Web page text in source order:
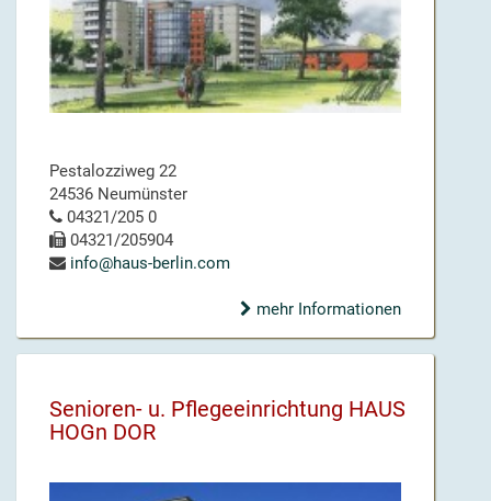
Pestalozziweg 22
24536 Neumünster
04321/205 0
04321/205904
info@haus-berlin.com
mehr Informationen
Senioren- u. Pflegeeinrichtung HAUS
HOGn DOR